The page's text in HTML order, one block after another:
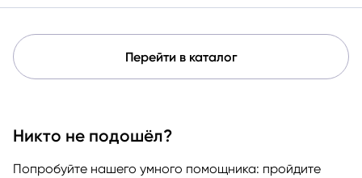
Перейти в каталог
Никто не подошёл?
Попробуйте нашего умного помощника: пройдите